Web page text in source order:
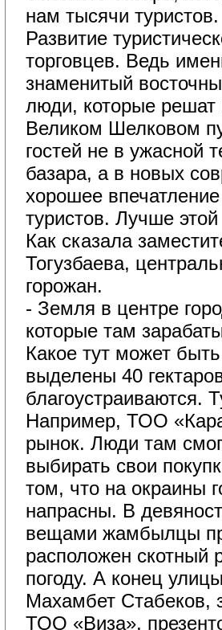
нам тысячи туристов.
Развитие
торговцев. Ведь
знаменитый
люди, которые решат
Великом Шелковом
гостей не в ужасной
базара, а в новых
хорошее
туристов. Лучше
Как сказала
Тогузбаева,
горожан.
- Земля в центре
которые там
Какое тут может
выделены 40
благоустраиваются.
Например, ТОО
рынок. Люди там
выбирать свои
том, что на окраины
напрасны. В
вещами жамбылцы
расположен скотный
погоду. А конец
Махамбет Стабеков,
ТОО «Виза»,